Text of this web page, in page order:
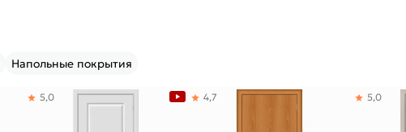
Напольные покрытия
5,0 4,7 5,0